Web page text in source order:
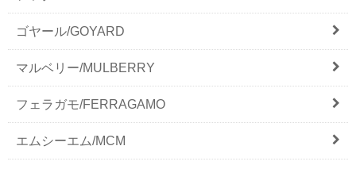
ゴヤール/GOYARD
マルベリー/MULBERRY
フェラガモ/FERRAGAMO
エムシーエム/MCM